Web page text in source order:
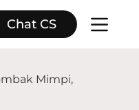
Chat CS
Mimpi,